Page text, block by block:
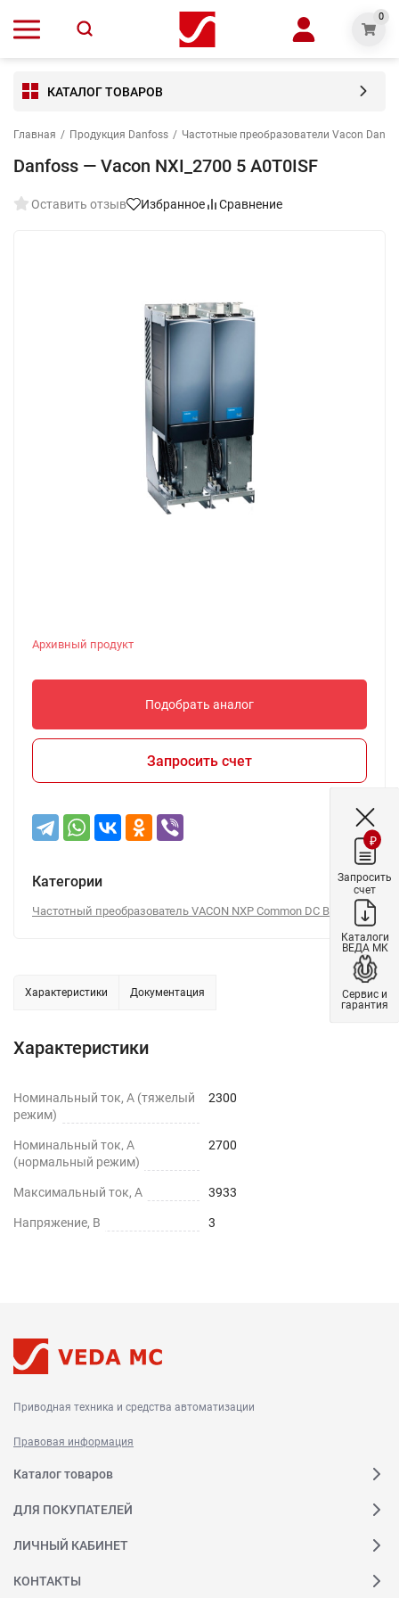
0
КАТАЛОГ ТОВАРОВ
Главная / Продукция Danfoss / Частотные преобразователи Vacon
Danfoss — Vacon NXI_2700 5 A0T0ISF
Оставить отзыв Избранное Сравнение
Архивный продукт
Подобрать аналог
Запросить счет
Категории
Частотный преобразователь VACON NXP Common DC Bus
Характеристики Документация
Характеристики
Номинальный ток, А (тяжелый
режим)
2300
Номинальный ток, А
(нормальный режим)
2700
Максимальный ток, А 3933
Напряжение, В 3
Приводная техника и средства автоматизации
Правовая информация
Каталог товаров
ДЛЯ ПОКУПАТЕЛЕЙ
ЛИЧНЫЙ КАБИНЕТ
КОНТАКТЫ
₽
Запросить
счет
Каталоги
ВЕДА МК
Сервис и
гарантия